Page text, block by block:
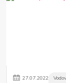
27.07.2022